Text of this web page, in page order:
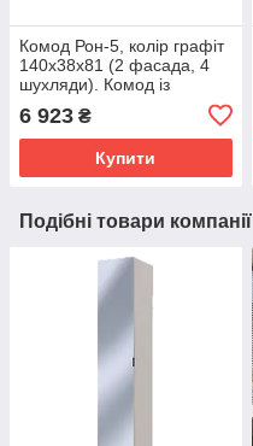
Комод Рон-5, колір графіт
140х38х81 (2 фасада, 4
шухляди). Комод із
висувними шухлядами до
спальні
6 923 ₴
Купити
Подібні товари компанії